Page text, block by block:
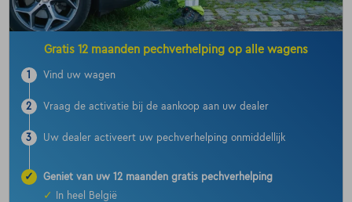
Gratis 12 maanden pechverhelping op alle wagens
1 Vind uw wagen
2 Vraag de activatie bij de aankoop aan uw dealer
3 Uw dealer activeert uw pechverhelping onmiddellijk
✓
Geniet van uw 12 maanden gratis pechverhelping
✓
In heel België